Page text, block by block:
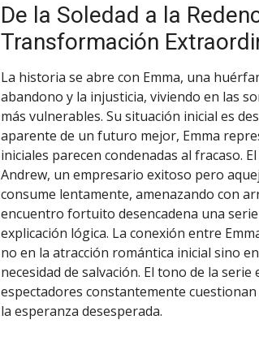
De la Soledad a la
Transformación
La historia se abre con Emma, una
abandono y la injusticia, viviendo en las
más vulnerables. Su situación inicial es
aparente de un futuro mejor, Emma
iniciales parecen condenadas al fracaso.
Andrew, un empresario exitoso pero
consume lentamente, amenazando con
encuentro fortuito desencadena una
explicación lógica. La conexión entre
no en la atracción romántica inicial sino
necesidad de salvación. El tono de la
espectadores constantemente
la esperanza desesperada.